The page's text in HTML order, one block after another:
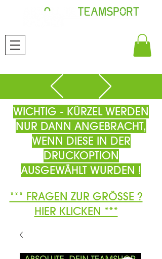
WICHTIG - KÜRZEL WERDEN
NUR DANN ANGEBRACHT,
WENN DIESE IN DER
DRUCKOPTION
AUSGEWÄHLT WURDEN !
*** FRAGEN ZUR GRÖSSE ?
HIER KLICKEN ***